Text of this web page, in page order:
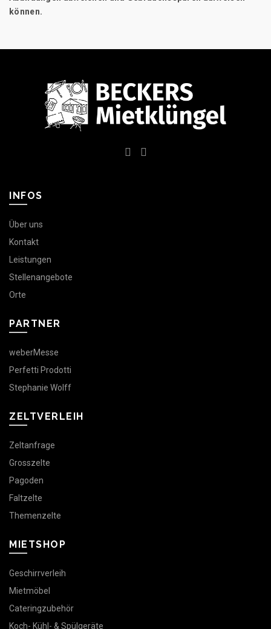
können.
INFOS
Über uns
Kontakt
Leistungen
Stellenangebote
Orte
PARTNER
weberMesse
Perfetti Prodotti
Stephanie Wolff
ZELTVERLEIH
Zeltanfrage
Grosszelte
Pagoden
Faltzelte
Themenzelte
MIETSHOP
Geschirrverleih
Mietmöbel
Cateringzubehör
Koch- Kühl- & Spülgeräte